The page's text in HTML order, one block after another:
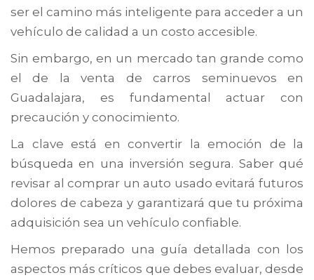
ser el camino más inteligente para acceder a un
vehículo de calidad a un costo accesible.
Sin embargo, en un mercado tan grande como
el de la venta de carros seminuevos en
Guadalajara, es fundamental actuar con
precaución y conocimiento.
La clave está en convertir la emoción de la
búsqueda en una inversión segura. Saber qué
revisar al comprar un auto usado evitará futuros
dolores de cabeza y garantizará que tu próxima
adquisición sea un vehículo confiable.
Hemos preparado una guía detallada con los
aspectos más críticos que debes evaluar, desde